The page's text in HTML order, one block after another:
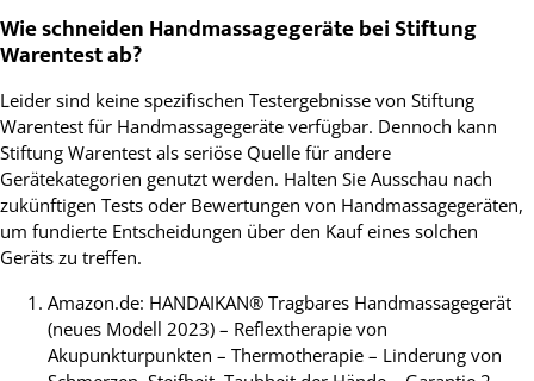
Wie schneiden Handmassagegeräte bei Stiftung
Warentest ab?
Leider sind keine spezifischen Testergebnisse von Stiftung
Warentest für Handmassagegeräte verfügbar. Dennoch kann
Stiftung Warentest als seriöse Quelle für andere
Gerätekategorien genutzt werden. Halten Sie Ausschau nach
zukünftigen Tests oder Bewertungen von Handmassagegeräten,
um fundierte Entscheidungen über den Kauf eines solchen
Geräts zu treffen.
Footnotes
Amazon.de: HANDAIKAN® Tragbares Handmassagegerät
(neues Modell 2023) – Reflextherapie von
Akupunkturpunkten – Thermotherapie – Linderung von